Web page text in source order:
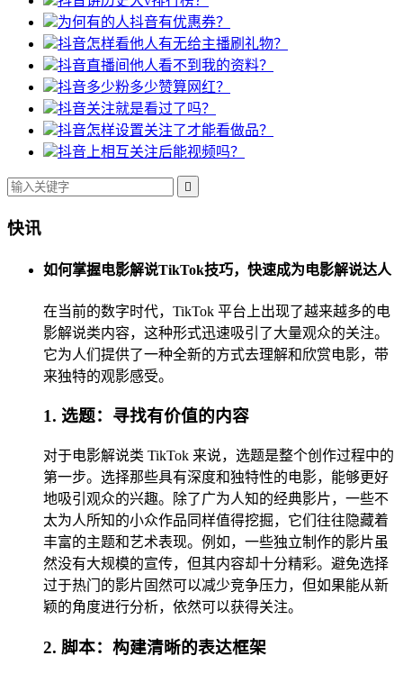
为何有的人抖音有优惠券？
抖音怎样看他人有无给主播刷礼物？
抖音直播间他人看不到我的资料？
抖音多少粉多少赞算网红？
抖音关注就是看过了吗？
抖音怎样设置关注了才能看做品？
抖音上相互关注后能视频吗？

快讯
如何掌握电影解说TikTok技巧，快速成为电影解说达人
在当前的数字时代，TikTok 平台上出现了越来越多的电
影解说类内容，这种形式迅速吸引了大量观众的关注。
它为人们提供了一种全新的方式去理解和欣赏电影，带
来独特的观影感受。
1. 选题：寻找有价值的内容
对于电影解说类 TikTok 来说，选题是整个创作过程中的
第一步。选择那些具有深度和独特性的电影，能够更好
地吸引观众的兴趣。除了广为人知的经典影片，一些不
太为人所知的小众作品同样值得挖掘，它们往往隐藏着
丰富的主题和艺术表现。例如，一些独立制作的影片虽
然没有大规模的宣传，但其内容却十分精彩。避免选择
过于热门的影片固然可以减少竞争压力，但如果能从新
颖的角度进行分析，依然可以获得关注。
2. 脚本：构建清晰的表达框架